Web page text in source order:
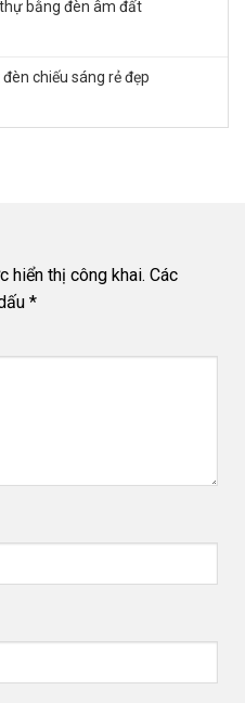
bằng đèn âm đất
chiếu sáng rẻ đẹp
hiển thị công khai. Các
*